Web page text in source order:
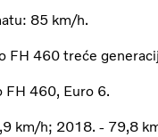
85 km/h.
FH 460 treće
FH 460, Euro 6.
km/h; 2018. - 79,8